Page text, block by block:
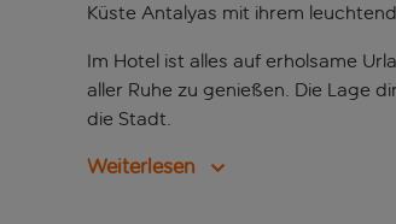
Küste Antalyas mit ihrem
Im Hotel ist alles auf erholsame
aller Ruhe zu genießen. Die Lage
die Stadt.
Weiterlesen